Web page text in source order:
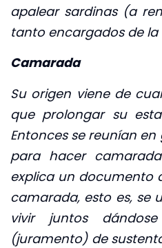
apalear sardinas (a
tanto encargados de
Camarada
Su origen viene de
que prolongar su
Entonces se reunían
para hacer
explica un documento
camarada, esto es, se
vivir juntos
(juramento) de